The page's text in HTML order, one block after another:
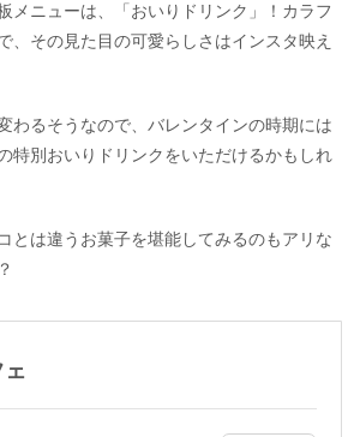
メニューは、「おいりドリンク」！カラフ
、その見た目の可愛らしさはインスタ映え
わるそうなので、バレンタインの時期には
特別おいりドリンクをいただけるかもしれ
とは違うお菓子を堪能してみるのもアリな
ェ